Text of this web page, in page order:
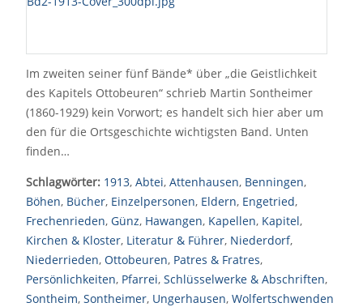
Im zweiten seiner fünf Bände* über „die Geistlichkeit
des Kapitels Ottobeuren“ schrieb Martin Sontheimer
(1860-1929) kein Vorwort; es handelt sich hier aber um
den für die Ortsgeschichte wichtigsten Band. Unten
finden…
Schlagwörter: 1913, Abtei, Attenhausen, Benningen,
Böhen, Bücher, Einzelpersonen, Eldern, Engetried,
Frechenrieden, Günz, Hawangen, Kapellen, Kapitel,
Kirchen & Kloster, Literatur & Führer, Niederdorf,
Niederrieden, Ottobeuren, Patres & Fratres,
Persönlichkeiten, Pfarrei, Schlüsselwerke & Abschriften,
Sontheim, Sontheimer, Ungerhausen, Wolfertschwenden